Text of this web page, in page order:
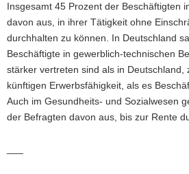
Insgesamt 45 Prozent der Beschäftigten
davon aus, in ihrer Tätigkeit ohne
durchhalten zu können. In Deutschland
Beschäftigte in gewerblich-technischen
stärker vertreten sind als in Deutschland,
künftigen Erwerbsfähigkeit, als es
Auch im Gesundheits- und Sozialwesen
der Befragten davon aus, bis zur Rente